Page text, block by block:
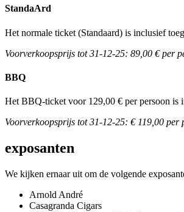
StandaArd
Het normale ticket (Standaard) is inclusief
Voorverkoopsprijs tot 31-12-25: 89,00 € per
BBQ
Het BBQ-ticket voor 129,00 € per persoon is
Voorverkoopsprijs tot 31-12-25: € 119,00 per
exposanten
We kijken ernaar uit om de volgende
Arnold André
Casagranda Cigars